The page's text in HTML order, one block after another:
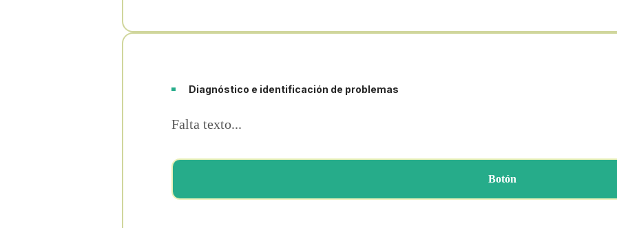
Diagnóstico e identificación de problemas
Falta texto...
Botón